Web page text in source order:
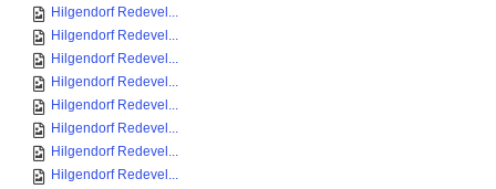
Hilgendorf Redevel...
Hilgendorf Redevel...
Hilgendorf Redevel...
Hilgendorf Redevel...
Hilgendorf Redevel...
Hilgendorf Redevel...
Hilgendorf Redevel...
Hilgendorf Redevel...